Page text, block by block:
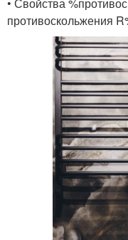
противоскольжения